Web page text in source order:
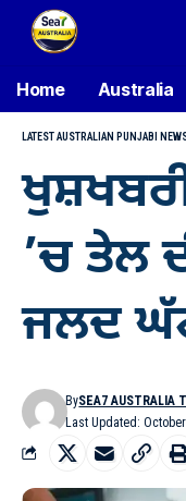
Home Australia
LATEST AUSTRALIAN PUNJABI
’ਚ ਤੇਲ
ਜਲਦ
Last Updated:
BySEA7 AUSTRALIA